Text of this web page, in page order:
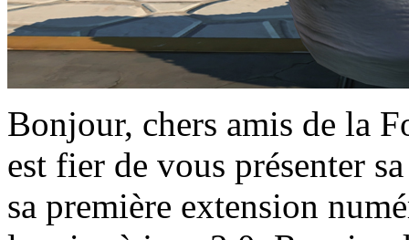
Bonjour, chers amis de la
est fier de vous présenter
sa première extension